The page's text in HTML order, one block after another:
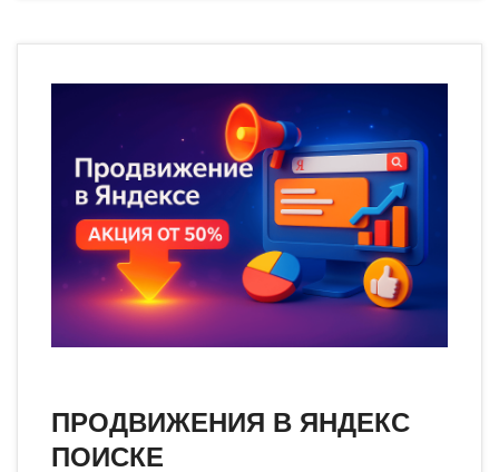
ПРОДВИЖЕНИЯ В ЯНДЕКС
ПОИСКЕ